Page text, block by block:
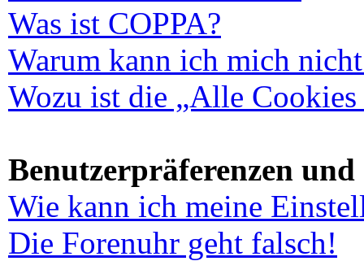
Was ist COPPA?
Warum kann ich mich
Wozu ist die „Alle
Benutzerpräferenzen
Wie kann ich meine
Die Forenuhr geht falsch!